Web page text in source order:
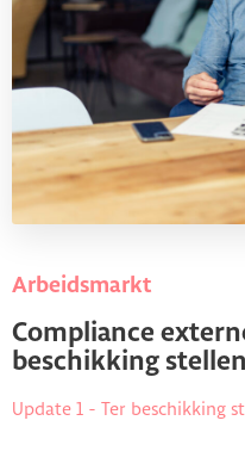
Arbeidsmarkt
Compliance
beschikking
Update 1 - Ter beschikking